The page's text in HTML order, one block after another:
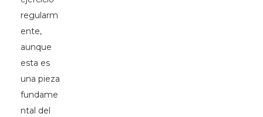
regularm
ente,
aunque
esta es
una pieza
fundame
ntal del